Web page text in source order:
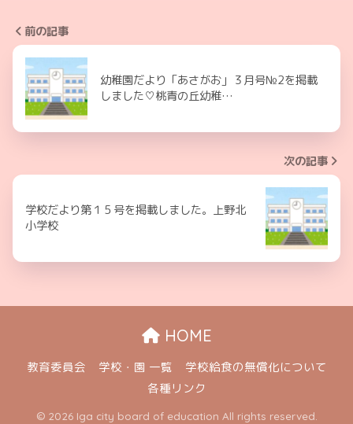
前の記事
幼稚園だより「あさがお」３月号№2を掲載
しました♡桃青の丘幼稚…
次の記事
学校だより第１５号を掲載しました。上野北
小学校
HOME
教育委員会 学校・園 一覧
学校給食の無償化について
各種リンク
© 2026 Iga city board of education All rights reserved.